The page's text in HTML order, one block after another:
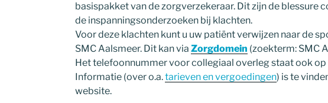
basispakket van de zorgverzekeraar. Dit zijn de blessure
de inspanningsonderzoeken bij klachten.
Voor deze klachten kunt u uw patiënt verwijzen naar de
SMC Aalsmeer. Dit kan via Zorgdomein (zoekterm: SMC
Het telefoonnummer voor collegiaal overleg staat ook
Informatie (over o.a.tarieven en vergoedingen) is te
website.